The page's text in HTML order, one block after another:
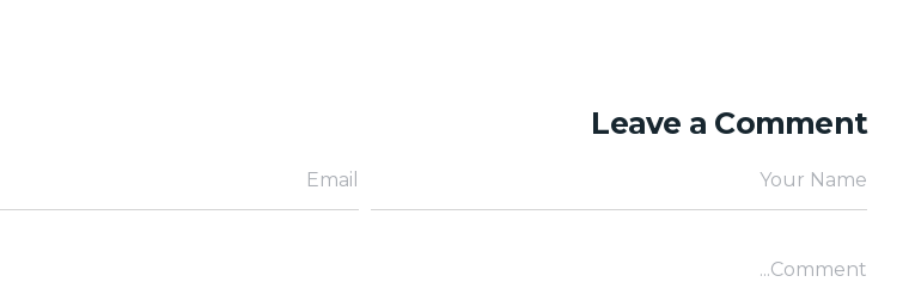
Leave a Comment
Your Name
Email
Comment...